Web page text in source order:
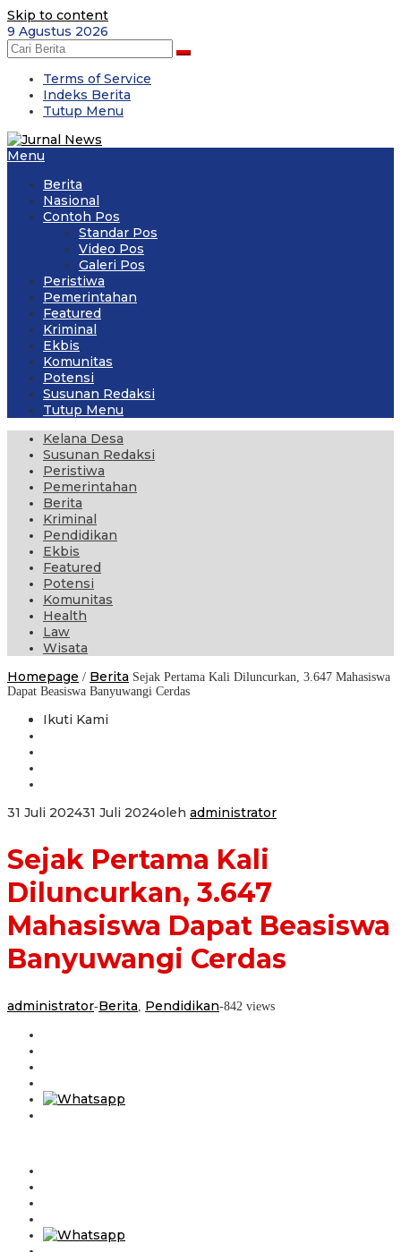
Skip to content
9 Agustus 2026
Terms of Service
Indeks Berita
Tutup Menu
Menu
Berita
Nasional
Contoh Pos
Standar Pos
Video Pos
Galeri Pos
Peristiwa
Pemerintahan
Featured
Kriminal
Ekbis
Komunitas
Potensi
Susunan Redaksi
Tutup Menu
Kelana Desa
Susunan Redaksi
Peristiwa
Pemerintahan
Berita
Kriminal
Pendidikan
Ekbis
Featured
Potensi
Komunitas
Health
Law
Wisata
Homepage / Berita Sejak Pertama Kali Diluncurkan, 3.647 Mahasiswa
Dapat Beasiswa Banyuwangi Cerdas
Ikuti Kami
31 Juli 202431 Juli 2024oleh administrator
Sejak Pertama Kali
Diluncurkan, 3.647
Mahasiswa Dapat Beasiswa
Banyuwangi Cerdas
administrator-Berita Pendidikan-842 views